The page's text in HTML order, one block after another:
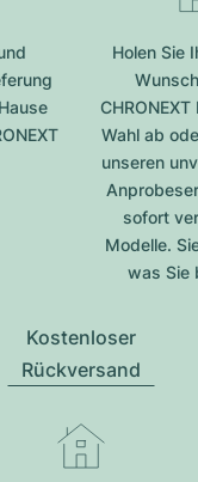
Holen Sie
Wahl ab
unseren
sofort
Modelle.
was Sie
Kostenloser
Rückversand